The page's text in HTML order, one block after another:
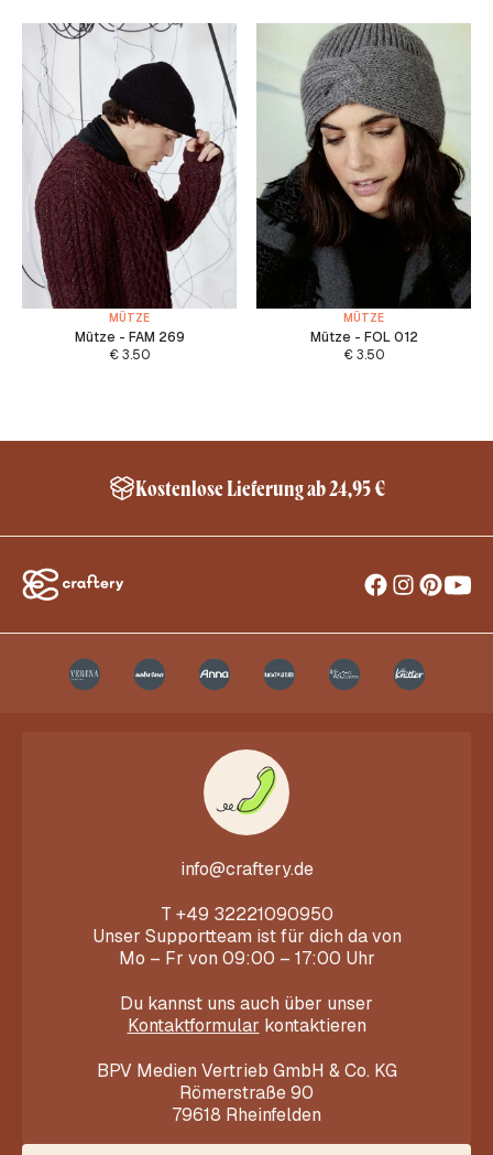
MÜTZE
Mütze - FAM 269
€3.50
MÜTZE
Mütze - FOL 012
€3.50
Kostenlose Lieferung ab 24,95 €
info@craftery.de
T +49 32221090950
Unser Supportteam ist für dich da von
Mo – Fr von 09:00 – 17:00 Uhr
Du kannst uns auch über unser
Kontaktformular kontaktieren
BPV Medien Vertrieb GmbH & Co. KG
Römerstraße 90
79618 Rheinfelden